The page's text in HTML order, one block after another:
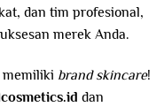
dan tim profesional,
merek Anda.
memiliki brand skincare!
dan